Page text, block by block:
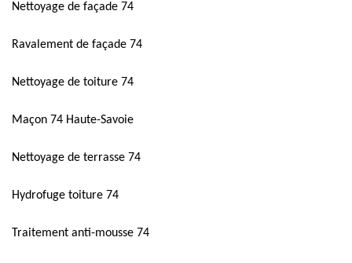
Nettoyage de façade 74
Ravalement de façade 74
Nettoyage de toiture 74
Maçon 74 Haute-Savoie
Nettoyage de terrasse 74
Hydrofuge toiture 74
Traitement anti-mousse 74